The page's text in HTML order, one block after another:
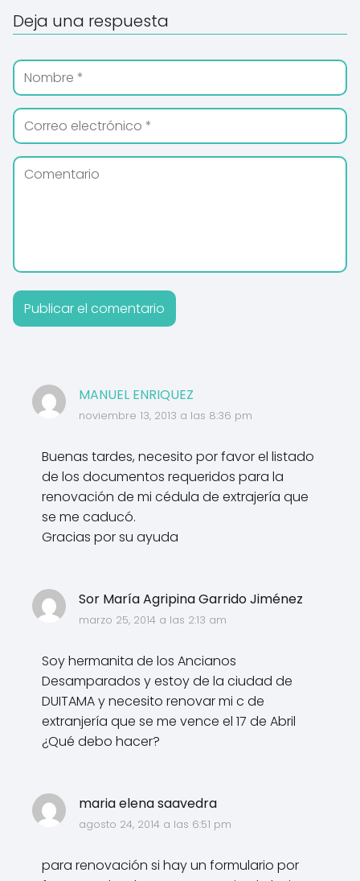
MANUEL ENRIQUEZ
noviembre 13, 2013 a las 8:36 pm
Buenas tardes, necesito por favor el listado
de los documentos requeridos para la
renovación de mi cédula de extrajería que
se me caducó.
Gracias por su ayuda
Sor María Agripina Garrido Jiménez
marzo 25, 2014 a las 2:13 am
Soy hermanita de los Ancianos
Desamparados y estoy de la ciudad de
DUITAMA y necesito renovar mi c de
extranjería que se me vence el 17 de Abril
¿Qué debo hacer?
maria elena saavedra
agosto 24, 2014 a las 6:51 pm
para renovación si hay un formulario por
Deja una respuesta